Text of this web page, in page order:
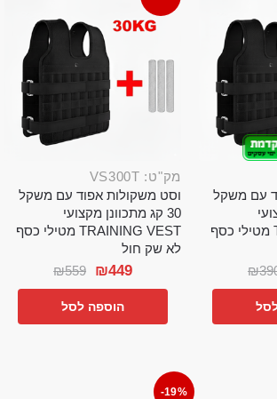
עם משקל
TRAINING VEST מטילי כסף
₪
מק"ט: VS300T
וסט משקולות אפוד עם משקל
30 קג מתכוונן מקצועי
TRAINING VEST מטילי כסף
לא שק חול
₪559 ₪449
הוספה לסל
-19%